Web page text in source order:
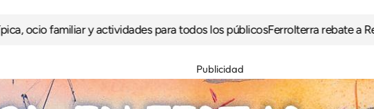
y actividades para todos los públicosFerrolterra rebate a Renfe y
Publicidad